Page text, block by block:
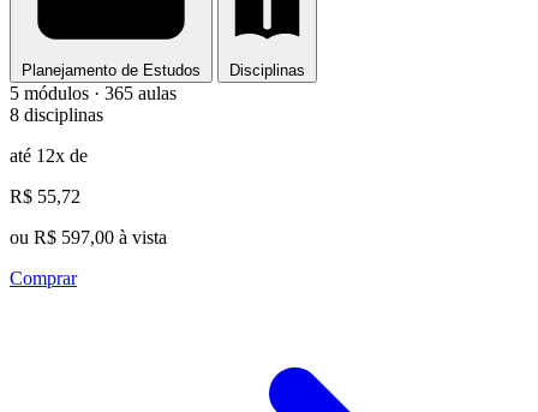
Planejamento de Estudos Disciplinas
5 módulos · 365 aulas
8 disciplinas
até 12x de
R$ 55,72
ou R$ 597,00 à vista
Comprar